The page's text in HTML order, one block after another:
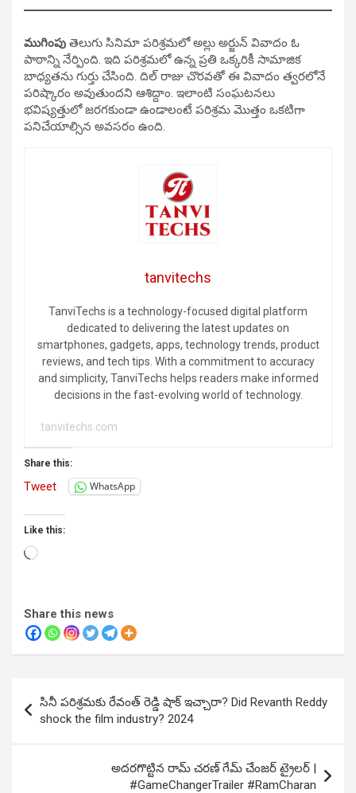
ముగింపు తెలుగు సినిమా పరిశ్రమలో అల్లు అర్జున్ వివాదం ఓ
పాఠాన్ని నేర్పింది. ఇది పరిశ్రమలో ఉన్న ప్రతి ఒక్కరికీ సామాజిక
బాధ్యతను గుర్తు చేసింది. దిల్ రాజు చొరవతో ఈ వివాదం త్వరలోనే
పరిష్కారం అవుతుందని ఆశిద్దాం. ఇలాంటి సంఘటనలు
భవిష్యత్తులో జరగకుండా ఉండాలంటే పరిశ్రమ మొత్తం ఒకటిగా
పనిచేయాల్సిన అవసరం ఉంది.
tanvitechs
TanviTechs is a technology-focused digital platform
dedicated to delivering the latest updates on
smartphones, gadgets, apps, technology trends, product
reviews, and tech tips. With a commitment to accuracy
and simplicity, TanviTechs helps readers make informed
decisions in the fast-evolving world of technology.
tanvitechs.com
Share this:
Tweet WhatsApp
Like this:
Loading…
Share this news
navigation
సినీ పరిశ్రమకు రేవంత్ రెడ్డి షాక్ ఇచ్చారా? Did Revanth Reddy
shock the film industry? 2024
అదరగొట్టిన రామ్ చరణ్ గేమ్ చేంజర్ ట్రైలర్ |
#GameChangerTrailer #RamCharan